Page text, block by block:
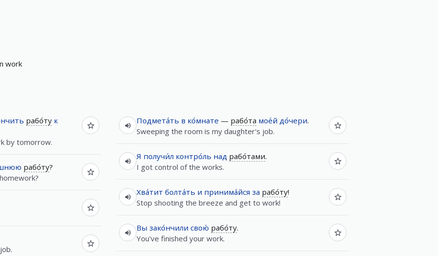
n work
рабо́ту к
by tomorrow.
рабо́ту?
Подмета́ть в ко́мнате — рабо́та мое́й до́чери.
Sweeping the room is my daughter's job.
Я получи́л контро́ль над рабо́тами.
I got control of the works.
Хва́тит болта́ть и принима́йся за рабо́ту!
Stop shooting the breeze and get to work!
Вы зако́нчили свою́ рабо́ту.
You've finished your work.